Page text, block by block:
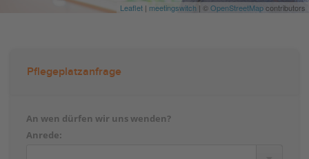
Leaflet | meetingswitch | ©OpenStreetMapcontributors
Pflegeplatzanfrage
An wen dürfen wir uns wenden?
Anrede: